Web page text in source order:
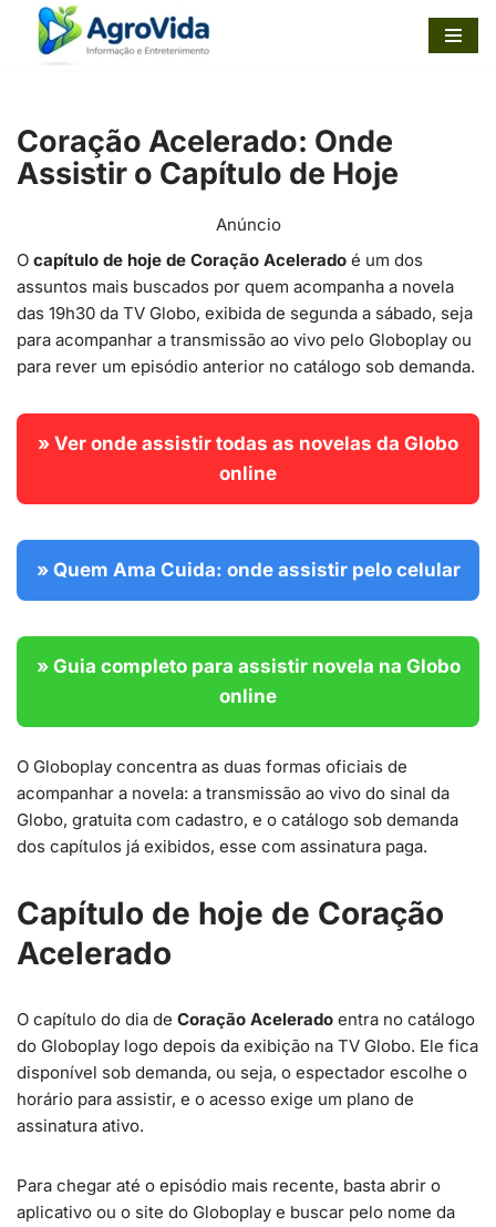
Pular
conteúdo
Coração Acelerado: Onde
Assistir o Capítulo de Hoje
Anúncio
O capítulo de hoje de Coração Acelerado é um dos
assuntos mais buscados por quem acompanha a novela
das 19h30 da TV Globo, exibida de segunda a sábado, seja
para acompanhar a transmissão ao vivo pelo Globoplay ou
para rever um episódio anterior no catálogo sob demanda.
» Ver onde assistir todas as novelas da Globo
online
» Quem Ama Cuida: onde assistir pelo celular
» Guia completo para assistir novela na Globo
online
O Globoplay concentra as duas formas oficiais de
acompanhar a novela: a transmissão ao vivo do sinal da
Globo, gratuita com cadastro, e o catálogo sob demanda
dos capítulos já exibidos, esse com assinatura paga.
Capítulo de hoje de Coração
Acelerado
O capítulo do dia de Coração Acelerado entra no catálogo
do Globoplay logo depois da exibição na TV Globo. Ele fica
disponível sob demanda, ou seja, o espectador escolhe o
horário para assistir, e o acesso exige um plano de
assinatura ativo.
Para chegar até o episódio mais recente, basta abrir o
aplicativo ou o site do Globoplay e buscar pelo nome da